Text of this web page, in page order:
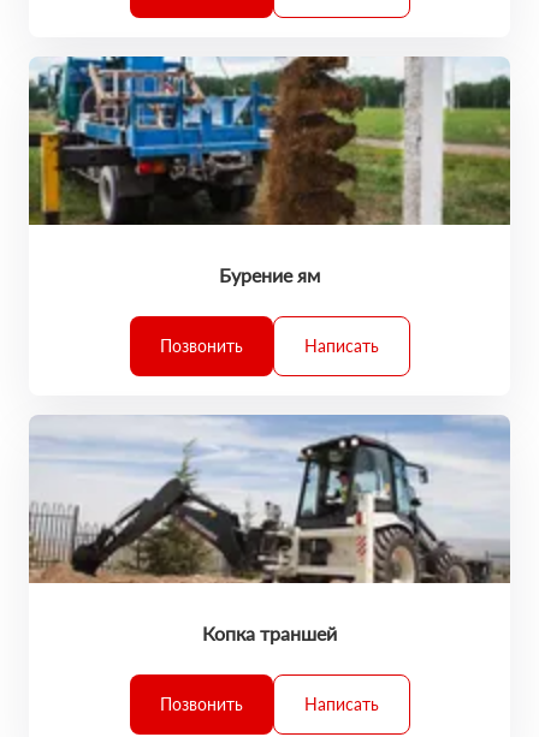
Бурение ям
Позвонить Написать
Копка траншей
Позвонить Написать